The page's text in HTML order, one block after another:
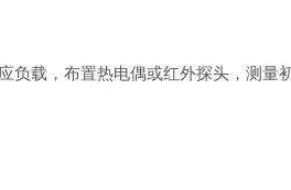
负载，布置热电偶或红外探头，测量